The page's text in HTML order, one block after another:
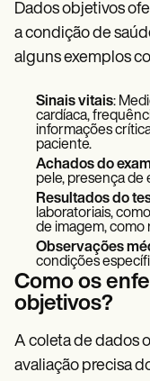
Dados objetivos
a condição de
alguns exemplos
Sinais vitais:
cardíaca,
informações
paciente.
Achados do
pele, presença de
Resultados do
laboratoriais,
de imagem, como
Observações
condições
Como os
objetivos?
A coleta de dados
avaliação precisa